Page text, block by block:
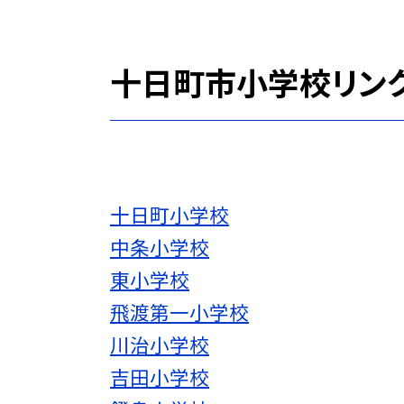
十日町市小学校リン
十日町小学校
中条小学校
東小学校
飛渡第一小学校
川治小学校
吉田小学校